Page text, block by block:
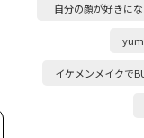
自分の顔が好きに
イケメンメイクで